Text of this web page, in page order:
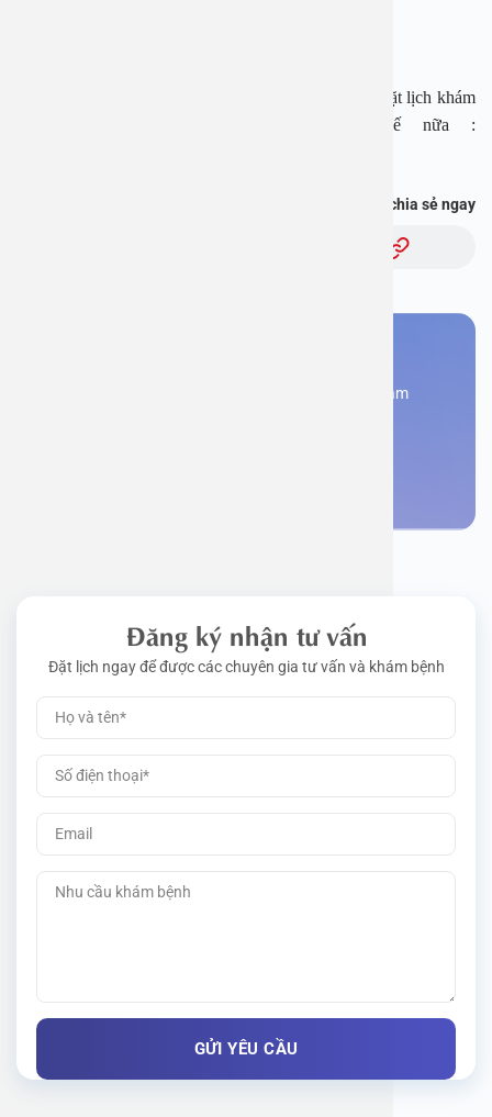
Tải APP Bệnh viện An Việt để “Tra cứu kết quả – Đặt lịch khám
– Video Call với bác sĩ” và hơn thế nữa :
Bạn thấy thông tin này hữu ích, chia sẻ ngay
Đăng kí ngay để được các chuyên gia tư vấn và khám
Đăng ký nhận tư vấn
Đặt lịch ngay để được các chuyên gia tư vấn và khám bệnh